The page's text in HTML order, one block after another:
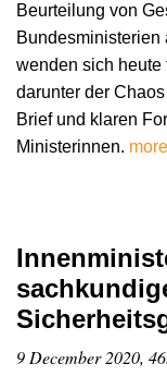
Beurteilung von
Bundesministerien
wenden sich heute
darunter der
Brief und klaren
Ministerinnen.
9 December 2020,